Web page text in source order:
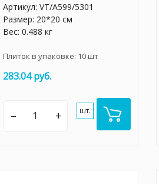
Артикул: VT/A599/5301
Размер: 20*20 см
Вес: 0.488 кг
Плиток в упаковке: 10шт
283.04 руб.
– + шт.